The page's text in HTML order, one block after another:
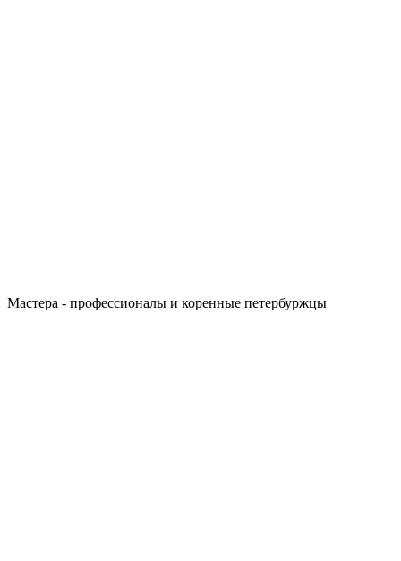
Мастера - профессионалы и коренные петербуржцы